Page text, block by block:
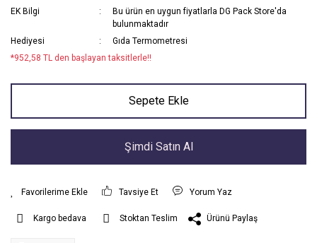
EK Bilgi
Bu ürün en uygun fiyatlarla DG Pack Store'da
bulunmaktadır
Hediyesi
Gıda Termometresi
*952,58 TL den başlayan taksitlerle!!
Sepete Ekle
Şimdi Satın Al
Tavsiye Et Yorum Yaz
Kargo bedava Stoktan Teslim Ürünü Paylaş